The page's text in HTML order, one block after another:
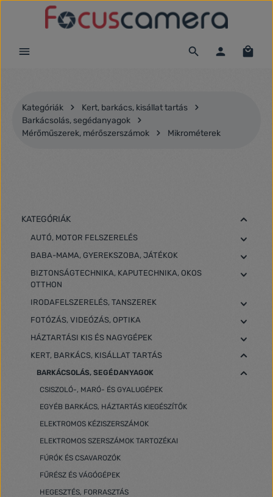
Ugrás a fő tartalomra
Kategóriák
Kert, barkács, kisállat tartás
Barkácsolás, segédanyagok
Mérőműszerek, mérőszerszámok
Mikrométerek
KATEGÓRIÁK
AUTÓ, MOTOR FELSZERELÉS
BABA-MAMA, GYEREKSZOBA, JÁTÉKOK
BIZTONSÁGTECHNIKA, KAPUTECHNIKA, OKOS
OTTHON
IRODAFELSZERELÉS, TANSZEREK
FOTÓZÁS, VIDEÓZÁS, OPTIKA
HÁZTARTÁSI KIS ÉS NAGYGÉPEK
KERT, BARKÁCS, KISÁLLAT TARTÁS
BARKÁCSOLÁS, SEGÉDANYAGOK
CSISZOLÓ-, MARÓ- ÉS GYALUGÉPEK
EGYÉB BARKÁCS, HÁZTARTÁS KIEGÉSZÍTŐK
ELEKTROMOS KÉZISZERSZÁMOK
ELEKTROMOS SZERSZÁMOK TARTOZÉKAI
FÚRÓK ÉS CSAVAROZÓK
FŰRÉSZ ÉS VÁGÓGÉPEK
HEGESZTÉS, FORRASZTÁS